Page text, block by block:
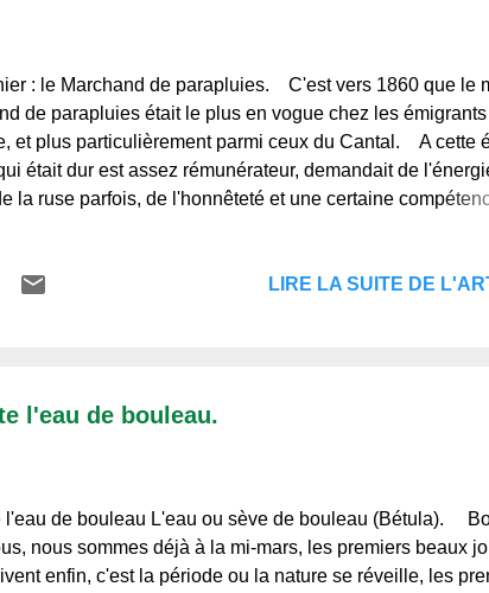
: le Marchand de parapluies. C'est vers 1860 que le
de parapluies était le plus en vogue chez les émigrants
et plus particulièrement parmi ceux du Cantal. A cette
était dur est assez rémunérateur, demandait de
la ruse parfois, de l'honnêteté et une certaine
Les causes en sont multiples, mais la principale est la
LIRE LA SUITE DE
l'eau de bouleau.
l'eau de bouleau L'eau ou sève de bouleau (Bétula).
nous sommes déjà à la mi-mars, les premiers beaux
enfin, c'est la période ou la nature se réveille, les